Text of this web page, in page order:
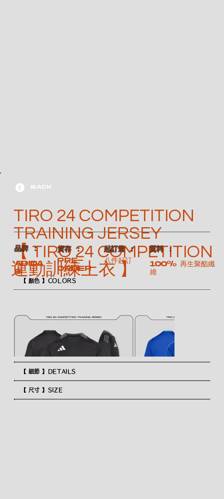
【 顏色 】COLORS
【 細節 】DETAILS
【 尺寸 】SIZE
BACK
TIRO 24 COMPETITION
TRAINING JERSEY
【 TIRO 24 COMPETITION
運動訓練上衣 】
​品牌 ：
ADIDA
S
​貨存 ：
Pre-
order
​起訂量 ：
八件起訂
​質料 ：
100% 再生聚酯纖
維